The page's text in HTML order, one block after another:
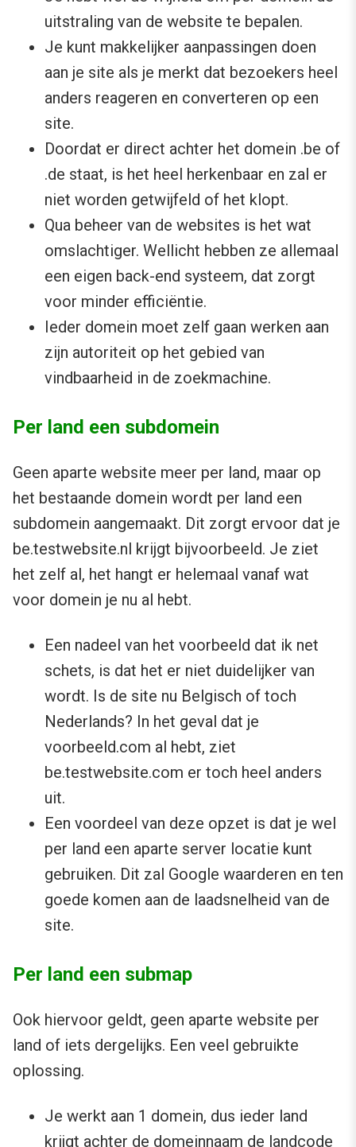
uitstraling van de website te bepalen.
Je kunt makkelijker aanpassingen doen
aan je site als je merkt dat bezoekers heel
anders reageren en converteren op een
site.
Doordat er direct achter het domein .be of
.de staat, is het heel herkenbaar en zal er
niet worden getwijfeld of het klopt.
Qua beheer van de websites is het wat
omslachtiger. Wellicht hebben ze allemaal
een eigen back-end systeem, dat zorgt
voor minder efficiëntie.
Ieder domein moet zelf gaan werken aan
zijn autoriteit op het gebied van
vindbaarheid in de zoekmachine.
Per land een subdomein
Geen aparte website meer per land, maar op
het bestaande domein wordt per land een
subdomein aangemaakt. Dit zorgt ervoor dat je
be.testwebsite.nl krijgt bijvoorbeeld. Je ziet
het zelf al, het hangt er helemaal vanaf wat
voor domein je nu al hebt.
Een nadeel van het voorbeeld dat ik net
schets, is dat het er niet duidelijker van
wordt. Is de site nu Belgisch of toch
Nederlands? In het geval dat je
voorbeeld.com al hebt, ziet
be.testwebsite.com er toch heel anders
uit.
Een voordeel van deze opzet is dat je wel
per land een aparte server locatie kunt
gebruiken. Dit zal Google waarderen en ten
goede komen aan de laadsnelheid van de
site.
Per land een submap
Ook hiervoor geldt, geen aparte website per
land of iets dergelijks. Een veel gebruikte
oplossing.
Je werkt aan 1 domein, dus ieder land
krijgt achter de domeinnaam de landcode